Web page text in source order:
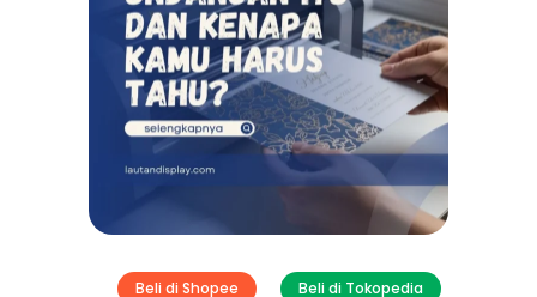
Beli di Shopee Beli di Tokopedia